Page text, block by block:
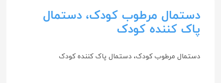
دستمال مرطوب کودک، دستمال
پاک کننده کودک
دستمال مرطوب کودک، دستمال پاک کننده کودک